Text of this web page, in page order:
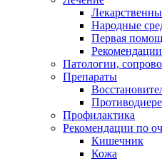
Народные
Первая
Рекомендации
Патологии,
Препараты
Профилактика
Рекомендации по
Кишечник
Кожа